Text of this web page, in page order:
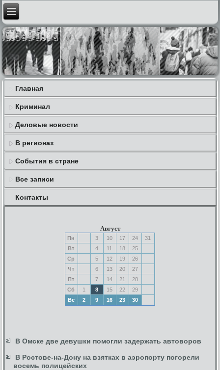
Главная
Криминал
Деловые новости
В регионах
События в стране
Все записи
Контакты
Август
Пн 3 10 17 24
31
Вт
4 11 18
25
Ср
5 12 19
26
Чт
6 13 20
27
Пт
7 14 21
28
Сб
1 8 15 22
29
Вс
2 9 16 23 30
В Омске две девушки помогли задержать автоворов
В Ростове-на-Дону на взятках в аэропорту погорели
восемь полицейских